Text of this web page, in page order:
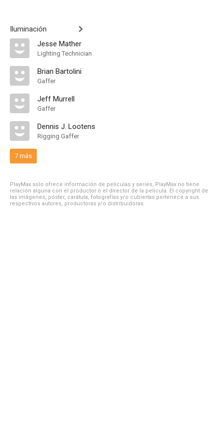
Iluminación
Jesse Mather
Lighting Technician
Brian Bartolini
Gaffer
Jeff Murrell
Gaffer
Dennis J. Lootens
Rigging Gaffer
7 más
PlayMax solo ofrece información de películas y series, PlayMax no tiene
relación alguna con el productor o el director de la película. El copyright de
las imágenes, póster, carátula, fotografías y/o cubiertas pertenece a sus
respectivos autores, productoras y/o distribuidoras.